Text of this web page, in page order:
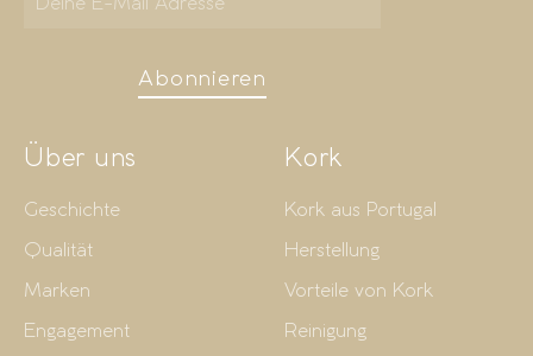
Abonnieren
Über uns
Geschichte
Qualität
Marken
Engagement
Kork
Kork aus Portugal
Herstellung
Vorteile von Kork
Reinigung